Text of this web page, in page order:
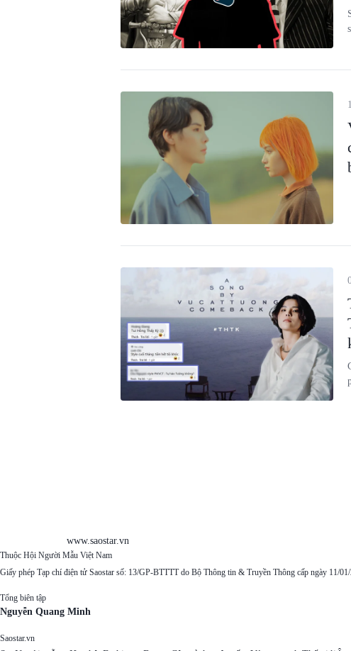
www.saostar.vn
Thuộc Hội Người Mẫu Việt Nam
Giấy phép Tạp chí điện tử Saostar số: 13/GP-BTTTT do Bộ Thông tin & Truyền Thông cấp ngày 11/
Tổng biên tập
Nguyễn Quang Minh
Saostar.vn